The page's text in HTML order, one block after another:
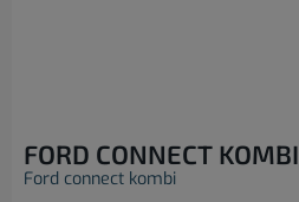
FORD CONNECT KOMBI
Ford connect kombi